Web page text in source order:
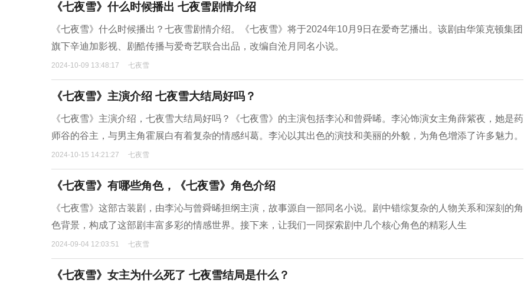
《七夜雪》什么时候播出 七夜雪剧情介绍
《七夜雪》什么时候播出？七夜雪剧情介绍。‌《七夜雪》将于2024年10月9日在爱奇艺播出。‌该剧由华策克顿集团
旗下辛迪加影视、剧酷传播与爱奇艺联合出品，改编自沧月同名小说‌。
2024-10-09 13:48:17 七夜雪
《七夜雪》主演介绍 七夜雪大结局好吗？
《七夜雪》主演介绍，七夜雪大结局好吗？‌‌《七夜雪》的主演包括‌李沁和‌曾舜晞。‌‌‌李沁‌饰演女主角薛紫夜，她是药
师谷的谷主，与男主角霍展白有着复杂的情感纠葛。李沁以其出色的演技和美丽的外貌，为角色增添了许多魅力。
2024-10-15 14:21:27 七夜雪
《七夜雪》有哪些角色，《七夜雪》角色介绍
《七夜雪》这部古装剧，由李沁与曾舜晞担纲主演，故事源自一部同名小说。剧中错综复杂的人物关系和深刻的角
色背景，构成了这部剧丰富多彩的情感世界。接下来，让我们一同探索剧中几个核心角色的精彩人生
2024-09-04 12:03:51 七夜雪
《七夜雪》女主为什么死了 七夜雪结局是什么？